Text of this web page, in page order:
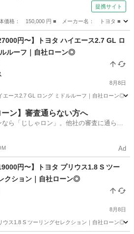
提携サイト
価格： 150,000 円 ■ メーカー名： トヨタ ■
円〜】トヨタ ハイエース2.7 GL ロ
ルーフ｜自社ローン◎
8月8日
エース2.7 GL ロング ミドルルーフ｜自社ローン◎
ハイエース
ーン】審査通らない方へ
なら「じしゃロン」。他社の審査に通らな
Ad
円〜】トヨタ プリウス1.8 S ツー
クション｜自社ローン◎
8月8日
ウス1.8 S ツーリングセレクション｜自社ローン◎